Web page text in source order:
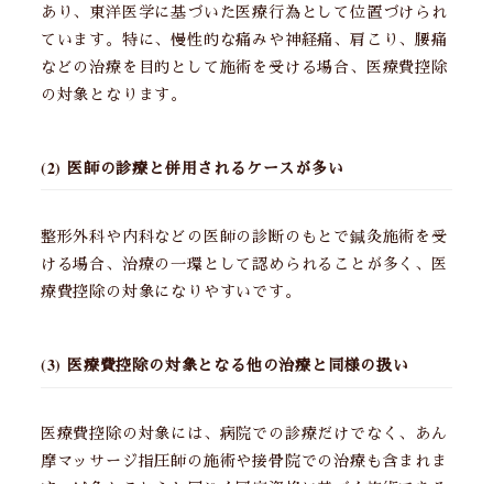
あり、東洋医学に基づいた医療行為として位置づけられ
ています。特に、慢性的な痛みや神経痛、肩こり、腰痛
などの治療を目的として施術を受ける場合、医療費控除
の対象となります。
(2) 医師の診療と併用されるケースが多い
整形外科や内科などの医師の診断のもとで鍼灸施術を受
ける場合、治療の一環として認められることが多く、医
療費控除の対象になりやすいです。
(3) 医療費控除の対象となる他の治療と同様の扱い
医療費控除の対象には、病院での診療だけでなく、あん
摩マッサージ指圧師の施術や接骨院での治療も含まれま